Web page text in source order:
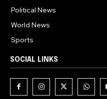
Political News
World News
Sports
SOCIAL LINKS